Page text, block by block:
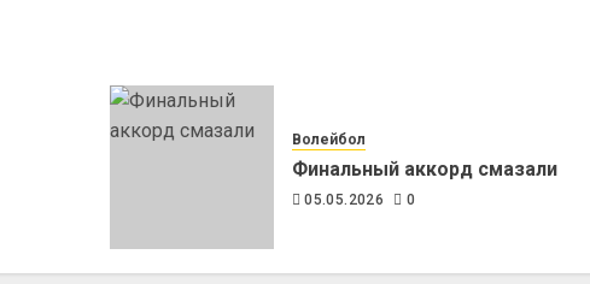
Волейбол
Финальный аккорд смазали
05.05.2026 0